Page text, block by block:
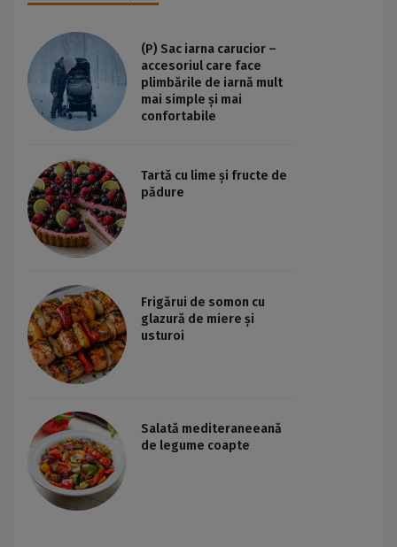
(P) Sac iarna carucior –
accesoriul care face
plimbările de iarnă mult
mai simple și mai
confortabile
Tartă cu lime și fructe de
pădure
Frigărui de somon cu
glazură de miere și
usturoi
Salată mediteraneeană
de legume coapte